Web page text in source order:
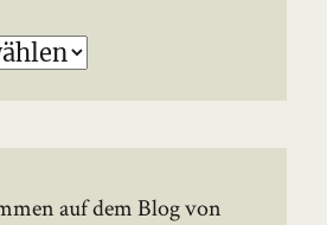
auf dem Blog von